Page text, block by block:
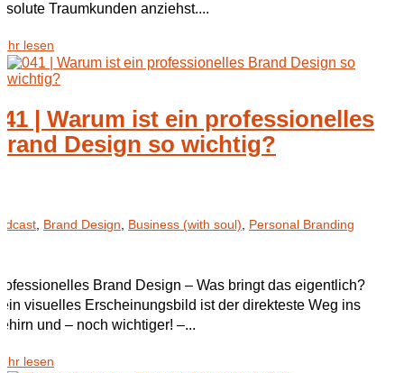
Traumkunden anziehst....
lesen
| Warum ist ein professionelles
Design so wichtig?
Brand Design Business (with soul) Personal Branding
Brand Design – Was bringt das eigentlich?
visuelles Erscheinungsbild ist der direkteste Weg ins
und – noch wichtiger! –...
lesen